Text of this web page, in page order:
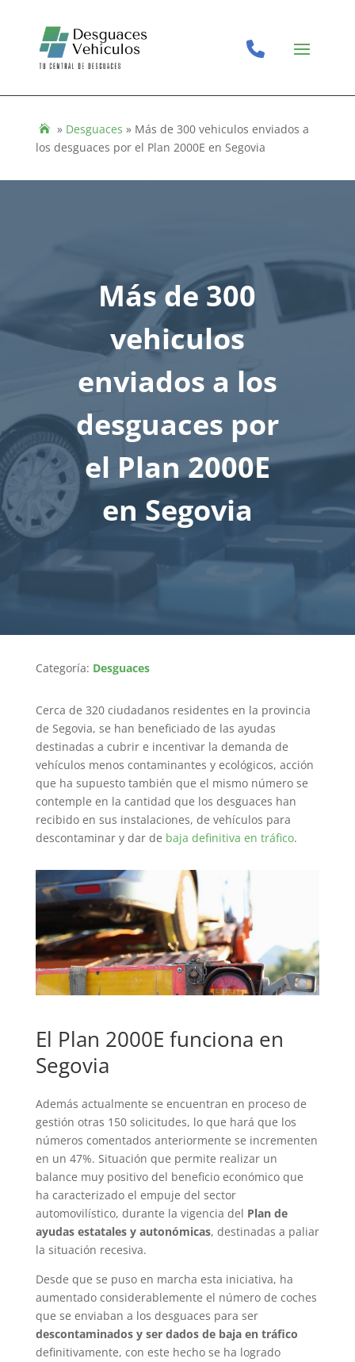
» Desguaces » Más de 300 vehiculos enviados a
los desguaces por el Plan 2000E en Segovia
Más de 300
vehiculos
enviados a los
desguaces por
el Plan 2000E
en Segovia
Categoría: Desguaces
Cerca de 320 ciudadanos residentes en la provincia
de Segovia, se han beneficiado de las ayudas
destinadas a cubrir e incentivar la demanda de
vehículos menos contaminantes y ecológicos, acción
que ha supuesto también que el mismo número se
contemple en la cantidad que los desguaces han
recibido en sus instalaciones, de vehículos para
descontaminar y dar de baja definitiva en tráfico.
El Plan 2000E funciona en
Segovia
Además actualmente se encuentran en proceso de
gestión otras 150 solicitudes, lo que hará que los
números comentados anteriormente se incrementen
en un 47%. Situación que permite realizar un
balance muy positivo del beneficio económico que
ha caracterizado el empuje del sector
automovilístico, durante la vigencia del Plan de
ayudas estatales y autonómicas, destinadas a paliar
la situación recesiva.
Desde que se puso en marcha esta iniciativa, ha
aumentado considerablemente el número de coches
que se enviaban a los desguaces para ser
descontaminados y ser dados de baja en tráfico
definitivamente, con este hecho se ha logrado